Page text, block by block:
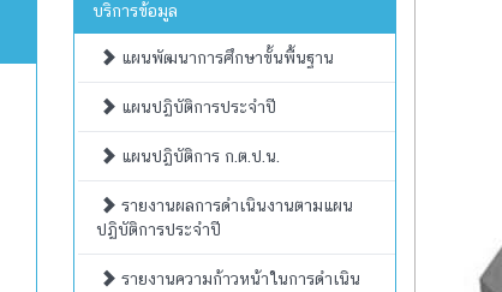
บริการข้อมูล
แผนพัฒนาการศึกษาขั้นพื้นฐาน
แผนปฏิบัติการประจำปี
แผนปฏิบัติการ ก.ต.ป.น.
รายงานผลการดำเนินงานตามแผน
ปฏิบัติการประจำปี
รายงานความก้าวหน้าในการดำเนิน